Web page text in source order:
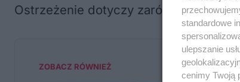
Ostrzeżenie dotyczy zarówno
ZOBACZ RÓWNIEŻ
standardowe
ulepszanie
cenimy Twoją